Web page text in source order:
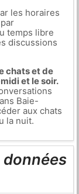
les horaires
temps libre
discussions
chats et de
et le soir.
Baie-
aux chats
la nuit.